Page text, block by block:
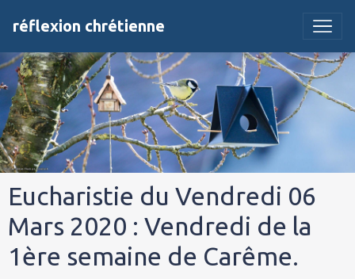
réflexion chrétienne
Eucharistie du Vendredi 06
Mars 2020 : Vendredi de la
1ère semaine de Carême.